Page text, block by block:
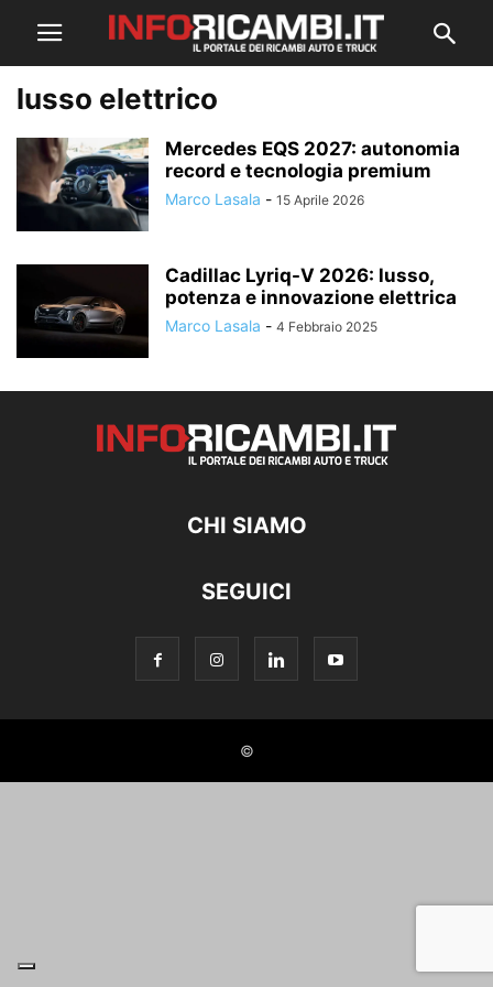
lusso elettrico
Mercedes EQS 2027: autonomia
record e tecnologia premium
Marco Lasala - 15 Aprile 2026
Cadillac Lyriq-V 2026: lusso,
potenza e innovazione elettrica
Marco Lasala - 4 Febbraio 2025
CHI SIAMO
SEGUICI
©